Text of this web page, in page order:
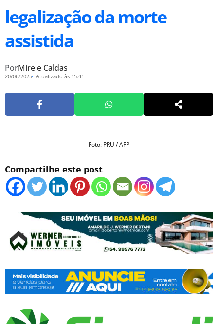
legalização da morte
assistida
PorMirele Caldas
20/06/2025 Atualizado às 15:41
Foto: PRU / AFP
Compartilhe este post